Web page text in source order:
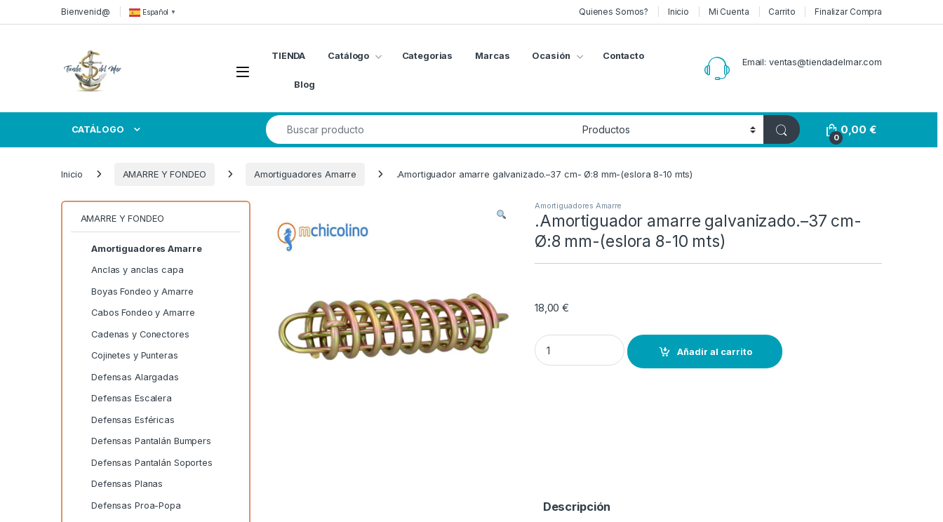
Skip to navigation
Skip to contentBienvenid@ Español ▼ Quienes Somos? Inicio Mi Cuenta Carrito Finalizar Compra
Open
TIENDA Catálogo Categorias Marcas Ocasión Contacto
Blog
Email: ventas@tiendadelmar.com
CATÁLOGO
Search for:
0
0,00€
Inicio AMARRE Y FONDEO Amortiguadores Amarre .Amortiguador amarre galvanizado.–37 cm- Ø:8 mm-(eslora 8-10 mts)
Amortiguadores Amarre
.Amortiguador amarre galvanizado.–37 cm-
Ø:8 mm-(eslora 8-10 mts)
18,00€
.Amortiguador amarre galvanizado.–37 cm- Ø:8 mm-(eslora 8-10 mts) quantity
Añadir al carrito
Descripción
AMARRE Y FONDEO
Amortiguadores Amarre
Anclas y anclas capa
Boyas Fondeo y Amarre
Cabos Fondeo y Amarre
Cadenas y Conectores
Cojinetes y Punteras
Defensas Alargadas
Defensas Escalera
Defensas Esféricas
Defensas Pantalán Bumpers
Defensas Pantalán Soportes
Defensas Planas
Defensas Proa-Popa